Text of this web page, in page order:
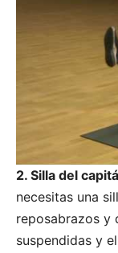
2. Silla del
necesitas una
reposabrazos y
suspendidas y